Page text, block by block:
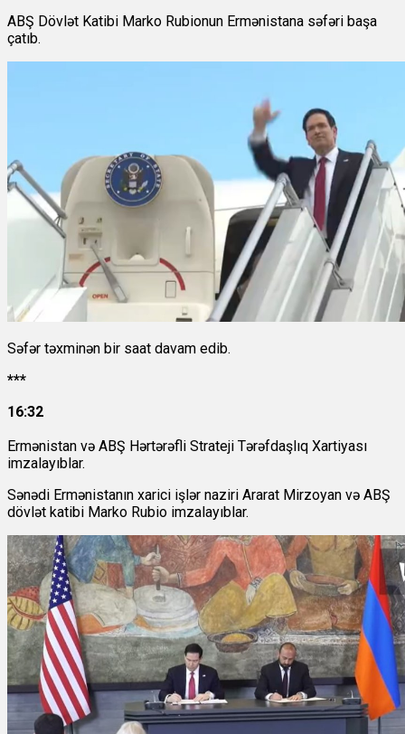
ABŞ Dövlət Katibi Marko Rubionun Ermənistana səfəri başa
çatıb.
Səfər təxminən bir saat davam edib.
***
16:32
Ermənistan və ABŞ Hərtərəfli Strateji Tərəfdaşlıq Xartiyası
imzalayıblar.
Sənədi Ermənistanın xarici işlər naziri Ararat Mirzoyan və ABŞ
dövlət katibi Marko Rubio imzalayıblar.